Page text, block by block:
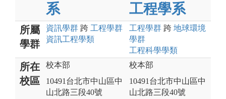
系
工程學系
所屬
學群
資訊學群 跨 工程學群
資訊工程學類
工程學群 跨 地球環境
學群
工程科學學類
所在
校區
校本部
10491台北市中山區中
山北路三段40號
校本部
10491台北市中山區中
山北路三段40號